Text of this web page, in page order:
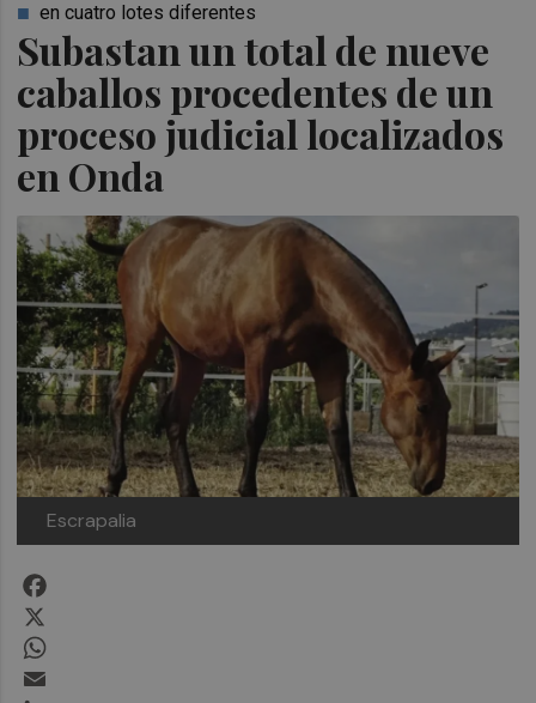
Subastan un total de nueve
caballos procedentes de un
proceso judicial localizados
en Onda
en cuatro lotes diferentes
Escrapalia